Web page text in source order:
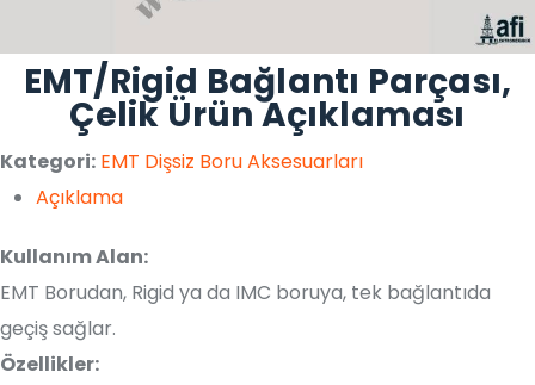
EMT/Rigid Bağlantı Parçası,
Çelik Ürün Açıklaması
Kategori: EMT Dişsiz Boru Aksesuarları
Açıklama
Kullanım Alan:
EMT Borudan, Rigid ya da IMC boruya, tek bağlantıda
geçiş sağlar.
Özellikler: